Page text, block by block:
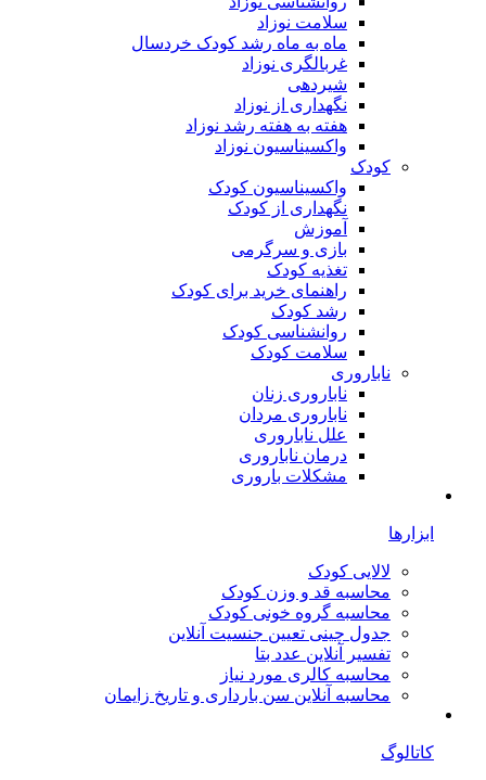
سلامت نوزاد
ماه به ماه رشد کودک خردسال
غربالگری نوزاد
شیردهی
نگهداری از نوزاد
هفته به هفته رشد نوزاد
واکسیناسیون نوزاد
کودک
واکسیناسیون کودک
نگهداری از کودک
آموزش
بازی و سرگرمی
تغذیه کودک
راهنمای خرید برای کودک
رشد کودک
روانشناسی کودک
سلامت کودک
ناباروری
ناباروری زنان
ناباروری مردان
علل ناباروری
درمان ناباروری
مشکلات باروری
ابزارها
لالایی کودک
محاسبه قد و وزن کودک
محاسبه گروه خونی کودک
جدول چینی تعیین جنسیت آنلاین
تفسیر آنلاین عدد بتا
محاسبه کالری مورد نیاز
محاسبه آنلاین سن بارداری و تاریخ زایمان
کاتالوگ